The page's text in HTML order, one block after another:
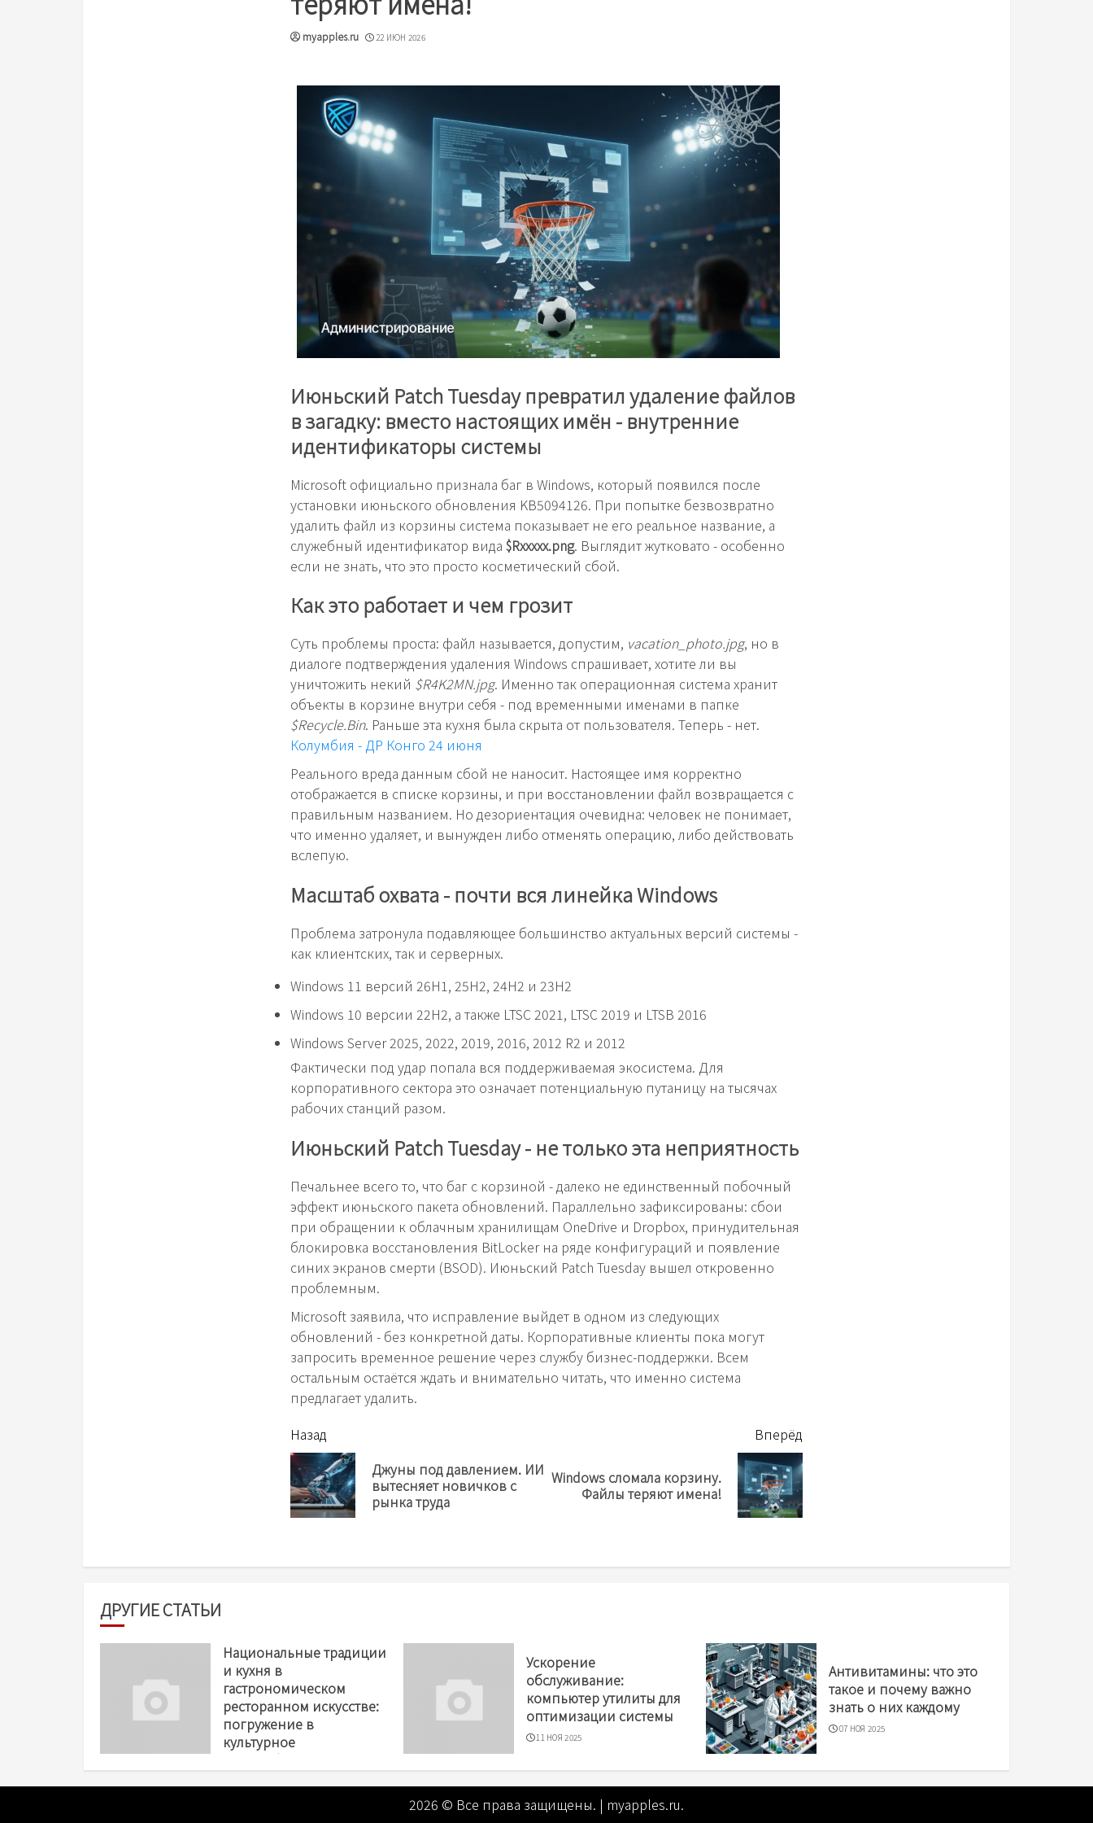
myapples.ru 22 ИЮН 2026
Июньский Patch Tuesday превратил удаление файлов
в загадку: вместо настоящих имён - внутренние
идентификаторы системы
Microsoft официально признала баг в Windows, который появился после
установки июньского обновления KB5094126. При попытке безвозвратно
удалить файл из корзины система показывает не его реальное название, а
служебный идентификатор вида $Rxxxxx.png. Выглядит жутковато - особенно
если не знать, что это просто косметический сбой.
Как это работает и чем грозит
Суть проблемы проста: файл называется, допустим, vacation_photo.jpg, но в
диалоге подтверждения удаления Windows спрашивает, хотите ли вы
уничтожить некий $R4K2MN.jpg. Именно так операционная система хранит
объекты в корзине внутри себя - под временными именами в папке
$Recycle.Bin. Раньше эта кухня была скрыта от пользователя. Теперь - нет.
Колумбия - ДР Конго 24 июня
Реального вреда данным сбой не наносит. Настоящее имя корректно
отображается в списке корзины, и при восстановлении файл возвращается с
правильным названием. Но дезориентация очевидна: человек не понимает,
что именно удаляет, и вынужден либо отменять операцию, либо действовать
вслепую.
Масштаб охвата - почти вся линейка Windows
Проблема затронула подавляющее большинство актуальных версий системы -
как клиентских, так и серверных.
Windows 11 версий 26H1, 25H2, 24H2 и 23H2
Windows 10 версии 22H2, а также LTSC 2021, LTSC 2019 и LTSB 2016
Windows Server 2025, 2022, 2019, 2016, 2012 R2 и 2012
Фактически под удар попала вся поддерживаемая экосистема. Для
корпоративного сектора это означает потенциальную путаницу на тысячах
рабочих станций разом.
Июньский Patch Tuesday - не только эта неприятность
Печальнее всего то, что баг с корзиной - далеко не единственный побочный
эффект июньского пакета обновлений. Параллельно зафиксированы: сбои
при обращении к облачным хранилищам OneDrive и Dropbox, принудительная
блокировка восстановления BitLocker на ряде конфигураций и появление
синих экранов смерти (BSOD). Июньский Patch Tuesday вышел откровенно
проблемным.
Microsoft заявила, что исправление выйдет в одном из следующих
обновлений - без конкретной даты. Корпоративные клиенты пока могут
запросить временное решение через службу бизнес-поддержки. Всем
остальным остаётся ждать и внимательно читать, что именно система
предлагает удалить.
читать
еще
Назад
Предыдущая
новость
Джуны под давлением. ИИ
вытесняет новичков с
рынка труда
Вперёд
Next
Windows сломала корзину.
Файлы теряют имена!
ДРУГИЕ СТАТЬИ
Национальные традиции
и кухня в
гастрономическом
ресторанном искусстве:
погружение в
культурное
многообразие вкусов
Ускорение
обслуживание:
компьютер утилиты для
оптимизации системы
11 НОЯ 2025
Антивитамины: что это
такое и почему важно
знать о них каждому
07 НОЯ 2025
2026 © Все права защищены. | myapples.ru.